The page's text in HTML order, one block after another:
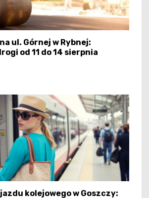
ul. Górnej w Rybnej:
od 11 do 14 sierpnia
kolejowego w Goszczy: